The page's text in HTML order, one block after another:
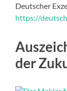
Deutscher
https://
der